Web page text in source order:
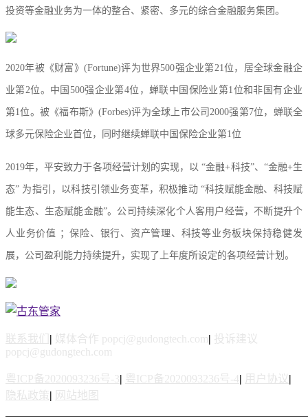
投资等金融业务为一体的整合、紧密、多元的综合金融服务集团。
2020年被《财富》(Fortune)评为世界500强企业第21位，居全球金融企
业第2位。中国500强企业第4位，蝉联中国保险业第1位和非国有企业
第1位。被《福布斯》(Forbes)评为全球上市公司2000强第7位，蝉联全
球多元保险企业首位，同时继续蝉联中国保险企业第1位
2019年，平安致力于各项经营计划的实现，以 “金融+科技”、“金融+生
态” 为指引，以科技引领业务变革，积极推动 “科技赋能金融、科技赋
能生态、生态赋能金融”。公司持续深化个人客用户经营，不断提升个
人业务价值 ；保险、银行、资产管理、科技等业务板块保持稳健发
展，公司盈利能力持续提升，实现了上年度所设定的各项经营计划。
联系我们 | 媒体合作 popcj@gudongtech.com| 投诉建议
popcj@gudongtech.com
粤ICP备2020093236号-3| 粤ICP备2020093236号-4| 用户协议|
隐私政策| 网站地图